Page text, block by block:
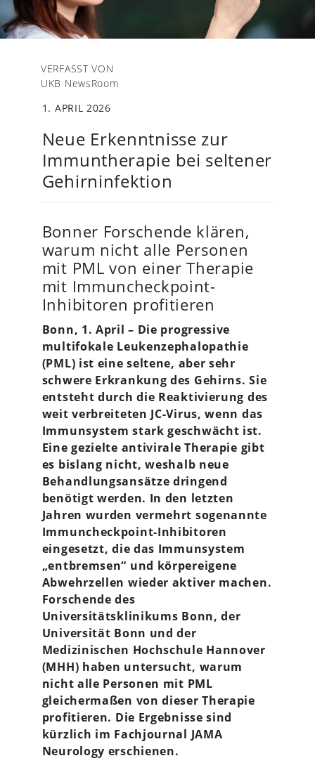
VERFASST VON
UKB NewsRoom
1. APRIL 2026
Neue Erkenntnisse zur
Immuntherapie bei seltener
Gehirninfektion
Bonner Forschende klären,
warum nicht alle Personen
mit PML von einer Therapie
mit Immuncheckpoint-
Inhibitoren profitieren
Bonn, 1. April – Die progressive
multifokale Leukenzephalopathie
(PML) ist eine seltene, aber sehr
schwere Erkrankung des Gehirns. Sie
entsteht durch die Reaktivierung des
weit verbreiteten JC-Virus, wenn das
Immunsystem stark geschwächt ist.
Eine gezielte antivirale Therapie gibt
es bislang nicht, weshalb neue
Behandlungsansätze dringend
benötigt werden. In den letzten
Jahren wurden vermehrt sogenannte
Immuncheckpoint-Inhibitoren
eingesetzt, die das Immunsystem
„entbremsen“ und körpereigene
Abwehrzellen wieder aktiver machen.
Forschende des
Universitätsklinikums Bonn, der
Universität Bonn und der
Medizinischen Hochschule Hannover
(MHH) haben untersucht, warum
nicht alle Personen mit PML
gleichermaßen von dieser Therapie
profitieren. Die Ergebnisse sind
kürzlich im Fachjournal JAMA
Neurology erschienen.